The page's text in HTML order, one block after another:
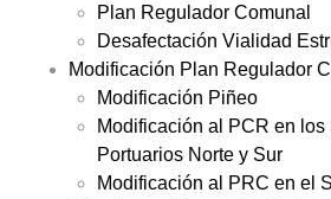
Plan Regulador Comunal
Desafectación Vialidad
Modificación Plan Regulador
Modificación Piñeo
Modificación al PCR en los
Portuarios Norte y Sur
Modificación al PRC en el